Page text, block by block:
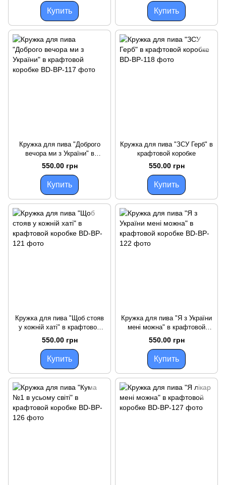
Купить Купить
Кружка для пива "Доброго
вечора ми з України" в
крафтовой коробке
550.00 грн
Купить
Кружка для пива "ЗСУ Герб" в
крафтовой коробке
550.00 грн
Купить
Кружка для пива "Щоб стояв
у кожній хаті" в крафтовой
коробке
550.00 грн
Купить
Кружка для пива "Я з України
мені можна" в крафтовой
коробке
550.00 грн
Купить